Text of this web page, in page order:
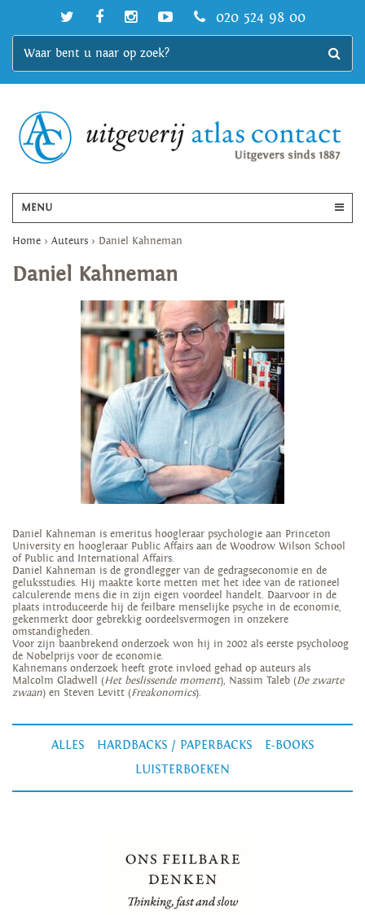
020 524 98 00
MENU
Home > Auteurs > Daniel Kahneman
Daniel Kahneman
Daniel Kahneman is emeritus hoogleraar psychologie aan Princeton
University en hoogleraar Public Affairs aan de Woodrow Wilson School
of Public and International Affairs.
Daniel Kahneman is de grondlegger van de gedragseconomie en de
geluksstudies. Hij maakte korte metten met het idee van de rationeel
calculerende mens die in zijn eigen voordeel handelt. Daarvoor in de
plaats introduceerde hij de feilbare menselijke psyche in de economie,
gekenmerkt door gebrekkig oordeelsvermogen in onzekere
omstandigheden.
Voor zijn baanbrekend onderzoek won hij in 2002 als eerste psycholoog
de Nobelprijs voor de economie.
Kahnemans onderzoek heeft grote invloed gehad op auteurs als
Malcolm Gladwell (Het beslissende moment), Nassim Taleb (De zwarte
zwaan) en Steven Levitt (Freakonomics).
ALLES HARDBACKS / PAPERBACKS
E-BOOKS
LUISTERBOEKEN